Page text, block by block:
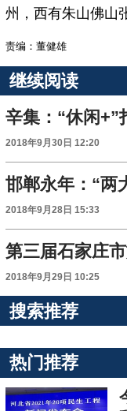
州，西有朱山佛山
责编：董健雄
继续阅读
辛集：“休闲+”
2018年9月30日 12:20
邯郸永年：“两
2018年9月28日 15:33
2018年9月29日 10:25
搜索推荐
热门推荐